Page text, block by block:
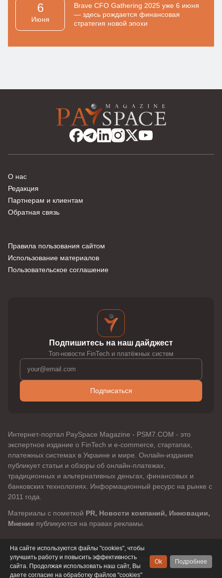
6
Июня
Brave CFO Gathering 2025 уже 6 июня
— здесь рождается финансовая
стратегия новой эпохи
О нас
Редакция
Партнерам и клиентам
Обратная связь
Правила пользования сайтом
Использование материалов
Пользовательское соглашение
Подпишитесь на наш дайджест
Топ-новости FinTech и платёжных систем
Подписаться
Интернет-портал PaySpace Magazine - PSM7.COM - это
экспертное издание о FinTech и e-commerce, стартапах,
платежных системах в Украине и мире. Онлайн-издание
публикует статьи и обзоры об онлайн-платежах,
традиционных и альтернативных деньгах, финансовых и
банковских технологиях. Информационный ресурс на рынке с
2011 года.
Материалы с пометкой PR, Новости компаний, Инновации,
Мнение публикуются на правах рекламы.
© 2011 - 2026 PaySpaceMagazine «доступно о платежах». Все
права защищены.
На сайте используются файлы "cookies", чтобы
улучшить работу и повысить эффективность
сайта. Продолжая использовать наш сайт, Вы
даете согласие на обработку файлов "cookies"
Ok Подробнее